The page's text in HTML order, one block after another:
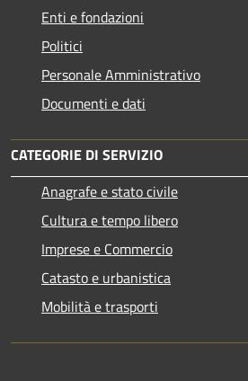
Enti e fondazioni
Politici
Personale Amministrativo
Documenti e dati
CATEGORIE DI SERVIZIO
Anagrafe e stato civile
Cultura e tempo libero
Imprese e Commercio
Catasto e urbanistica
Mobilità e trasporti